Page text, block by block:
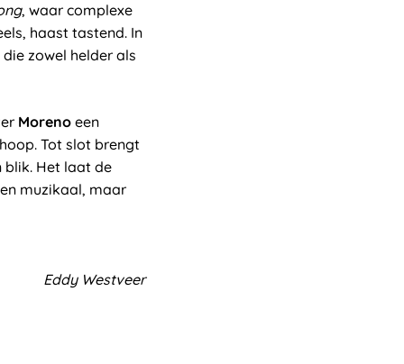
, waar complexe
haast tastend. In
zowel helder als
Moreno een
Tot slot brengt
blik. Het laat de
muzikaal, maar
Eddy Westveer